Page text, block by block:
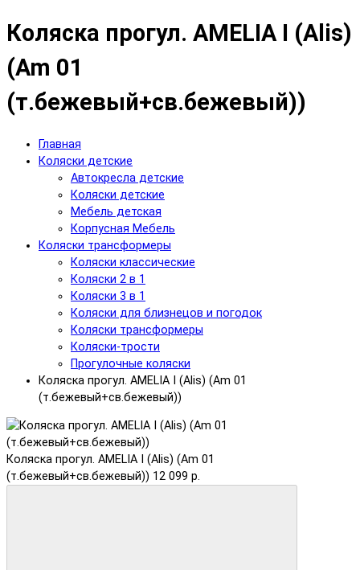
Коляска прогул. AMELIA I (Alis)
(Am 01
(т.бежевый+св.бежевый))
Главная
Коляски детские
Автокресла детские
Коляски детские
Мебель детская
Корпусная Мебель
Коляски трансформеры
Коляски классические
Коляски 2 в 1
Коляски 3 в 1
Коляски для близнецов и погодок
Коляски трансформеры
Коляски-трости
Прогулочные коляски
Коляска прогул. AMELIA I (Alis) (Am 01
(т.бежевый+св.бежевый))
Коляска прогул. AMELIA I (Alis) (Am 01
(т.бежевый+св.бежевый)) 12 099 р.